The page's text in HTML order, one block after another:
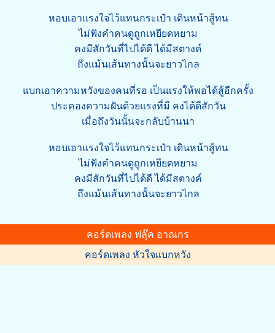
หอบเอาแรงใจไว้แทนกระเป๋า เดินหน้าสู้ทน
ไม่ฟังคำคนดูถูกเหยียดหยาม
คงมีสักวันที่ไปได้ดี ได้มีสตางค์
ถึงแม้นเส้นทางนั้นจะยาวไกล
แบกเอาความหวังของคนที่รอ เป็นแรงให้พอได้สู้อีกครั้ง
ประคองความฝันด้วยแรงที่มี คงได้ดีสักวัน
เมื่อถึงวันนั้นจะกลับบ้านนา
หอบเอาแรงใจไว้แทนกระเป๋า เดินหน้าสู้ทน
ไม่ฟังคำคนดูถูกเหยียดหยาม
คงมีสักวันที่ไปได้ดี ได้มีสตางค์
ถึงแม้นเส้นทางนั้นจะยาวไกล
คอร์ดเพลง ฟลุ๊ค อาณกร
คอร์ดเพลง หัวใจแบกหวัง